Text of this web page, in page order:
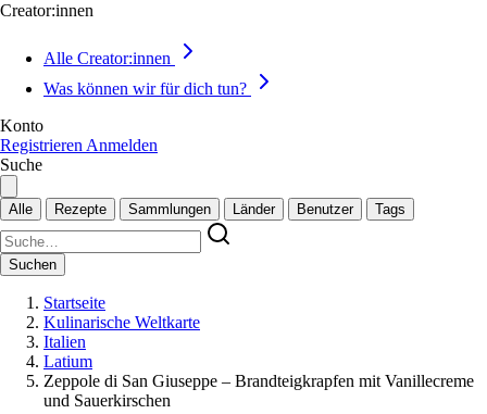
Creator:innen
Alle Creator:innen
Was können wir für dich tun?
Konto
Registrieren Anmelden
Suche
Alle Rezepte Sammlungen Länder Benutzer Tags
Suchen
Startseite
Kulinarische Weltkarte
Italien
Latium
Zeppole di San Giuseppe – Brandteigkrapfen mit Vanillecreme
und Sauerkirschen